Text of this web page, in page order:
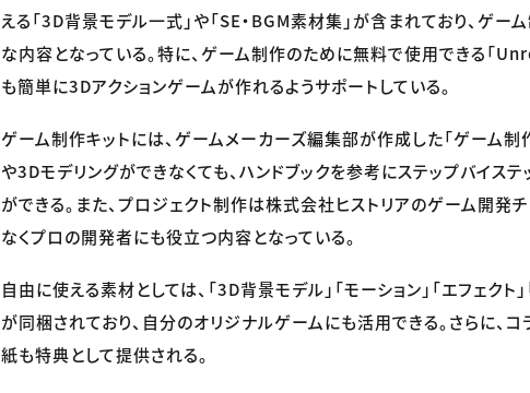
える「3D背景モデル一式」や「SE・BGM素材集」が含まれており、ゲ
な内容となっている。特に、ゲーム制作のために無料で使用できる「
も簡単に3Dアクションゲームが作れるようサポートしている。
ゲーム制作キットには、ゲームメーカーズ編集部が作成した「ゲーム制
や3Dモデリングができなくても、ハンドブックを参考にステップバイス
ができる。また、プロジェクト制作は株式会社ヒストリアのゲーム開発
なくプロの開発者にも役立つ内容となっている。
自由に使える素材としては、「3D背景モデル」「モーション」「エフェクト
が同梱されており、自分のオリジナルゲームにも活用できる。さらに、
紙も特典として提供される。